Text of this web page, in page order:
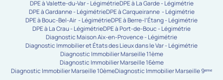
DPE à Valette-du-Var - LégimétrieDPE à La Garde - Légimétrie
DPE à Gardanne - LégimétrieDPE à Carqueiranne - Légimétrie
DPE à Bouc-Bel-Air - LégimétrieDPE à Berre-l’Étang - Légimétrie
DPE à La Crau - LégimétrieDPE à Port-de-Bouc - Légimétrie
Diagnostic Maison Aix-en-Provence - Légimétrie
Diagnostic Immobilier et États des Lieux dans le Var - Légimétrie
Diagnostic Immobilier Marseille 11ème
Diagnostic Immobilier Marseille 16ème
Diagnostic Immobilier Marseille 10èmeDiagnostic Immobilier Marseille 9ᵉᵐᵉ